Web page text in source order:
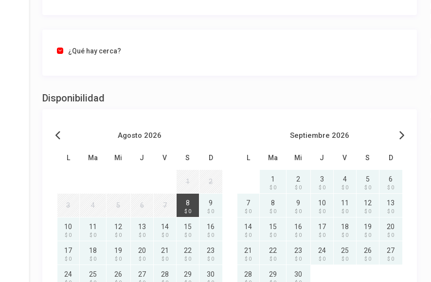
¿Qué hay cerca?
Disponibilidad
Agosto 2026
L Ma Mi J V S D
1 2
3 4 5 6 7 8
$ 0
9
$ 0
10
$ 0
11
$ 0
12
$ 0
13
$ 0
14
$ 0
15
$ 0
16
$ 0
17
$ 0
18
$ 0
19
$ 0
20
$ 0
21
$ 0
22
$ 0
23
$ 0
24 25 26 27 28 29 30
Septiembre 2026
L Ma Mi J V S D
1
$ 0
2
$ 0
3
$ 0
4
$ 0
5
$ 0
6
$ 0
7
$ 0
8
$ 0
9
$ 0
10
$ 0
11
$ 0
12
$ 0
13
$ 0
14
$ 0
15
$ 0
16
$ 0
17
$ 0
18
$ 0
19
$ 0
20
$ 0
21
$ 0
22
$ 0
23
$ 0
24
$ 0
25
$ 0
26
$ 0
27
$ 0
28 29 30